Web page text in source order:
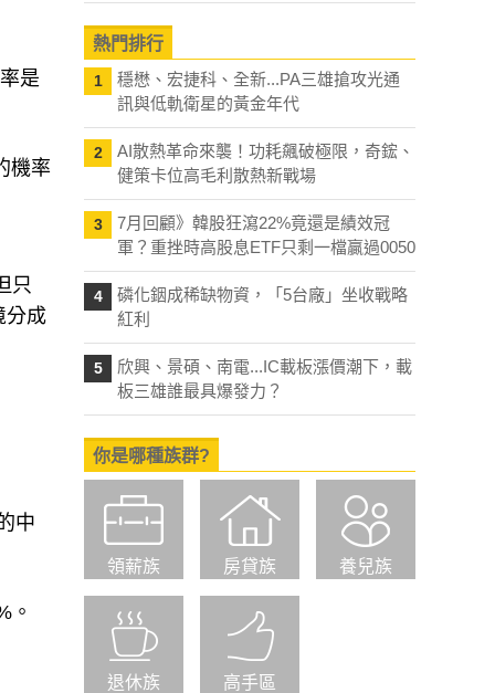
是
機率
只
分成
中
。
熱門排行
1
穩懋、宏捷科、全新...PA三雄搶攻光通
訊與低軌衛星的黃金年代
2
AI散熱革命來襲！功耗飆破極限，奇鋐、
健策卡位高毛利散熱新戰場
3
7月回顧》韓股狂瀉22%竟還是績效冠
軍？重挫時高股息ETF只剩一檔贏過0050
4
磷化銦成稀缺物資，「5台廠」坐收戰略
紅利
5
欣興、景碩、南電...IC載板漲價潮下，載
板三雄誰最具爆發力？
你是哪種族群?
領薪族 房貸族 養兒族
退休族 高手區